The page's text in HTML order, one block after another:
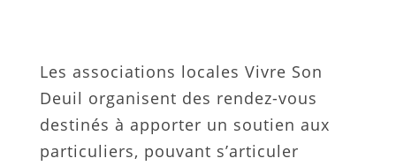
Les associations locales Vivre Son
Deuil organisent des rendez-vous
destinés à apporter un soutien aux
particuliers, pouvant s’articuler